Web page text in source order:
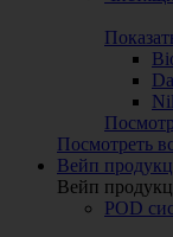
Посмотреть
Вейп
Вейп
POD